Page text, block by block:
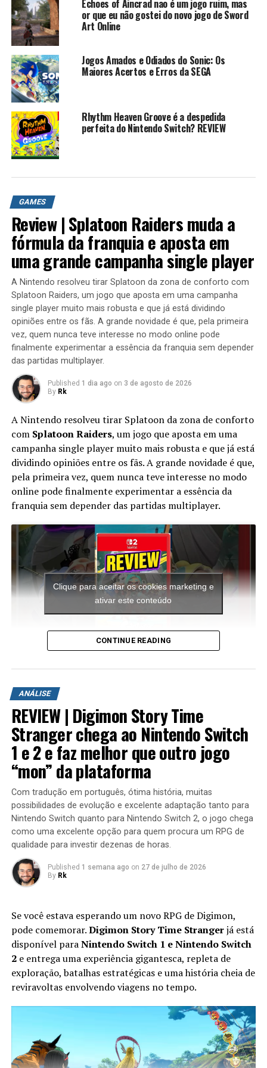
Echoes of Aincrad nao é um jogo ruim, mas
or que eu não gostei do novo jogo de Sword
Art Online
Jogos Amados e Odiados do Sonic: Os
Maiores Acertos e Erros da SEGA
Rhythm Heaven Groove é a despedida
perfeita do Nintendo Switch? REVIEW
GAMES
Review | Splatoon Raiders muda a
fórmula da franquia e aposta em
uma grande campanha single player
A Nintendo resolveu tirar Splatoon da zona de conforto com
Splatoon Raiders, um jogo que aposta em uma campanha
single player muito mais robusta e que já está dividindo
opiniões entre os fãs. A grande novidade é que, pela primeira
vez, quem nunca teve interesse no modo online pode
finalmente experimentar a essência da franquia sem depender
das partidas multiplayer.
Published 1 dia ago on 3 de agosto de 2026
By Rk
A Nintendo resolveu tirar Splatoon da zona de conforto
com Splatoon Raiders, um jogo que aposta em uma
campanha single player muito mais robusta e que já está
dividindo opiniões entre os fãs. A grande novidade é que,
pela primeira vez, quem nunca teve interesse no modo
online pode finalmente experimentar a essência da
franquia sem depender das partidas multiplayer.
Clique para aceitar os cookies marketing e
ativar este conteúdo
A aventura leva o jogador para ilhas inéditas e diferentes
possível encontrar novas armas, aprimorar os
equipamentos com upgrades e completar diversas
missões que variam bastante em estrutura. Algumas
colocam o jogador contra grandes hordas de inimigos
em áreas abertas, enquanto outras acontecem em
regiões subterrâneas repletas de desafios, incluindo
inimigos mais poderosos e torres que precisam ser
destruídas dentro de um limite de tempo para que a
missão seja concluída.
Apesar do foco na experiência solo, o multiplayer
continua presente. Você pode chamar amigos para
participar das missões ou entrar nas salas de outros
jogadores para completar sessões cooperativas e
conquistar recompensas adicionais, aumentando ainda
mais a longevidade da aventura.
CONTINUE READING
ANÁLISE
REVIEW | Digimon Story Time
Stranger chega ao Nintendo Switch
1 e 2 e faz melhor que outro jogo
“mon” da plataforma
Com tradução em português, ótima história, muitas
possibilidades de evolução e excelente adaptação tanto para
Nintendo Switch quanto para Nintendo Switch 2, o jogo chega
como uma excelente opção para quem procura um RPG de
qualidade para investir dezenas de horas.
Published 1 semana ago on 27 de julho de 2026
By Rk
Se você estava esperando um novo RPG de Digimon,
pode comemorar.Digimon Story Time Strangerjá está
disponível paraNintendo Switch 1 e Nintendo Switch
2e entrega uma experiência gigantesca, repleta de
exploração, batalhas estratégicas e uma história cheia de
reviravoltas envolvendo viagens no tempo.